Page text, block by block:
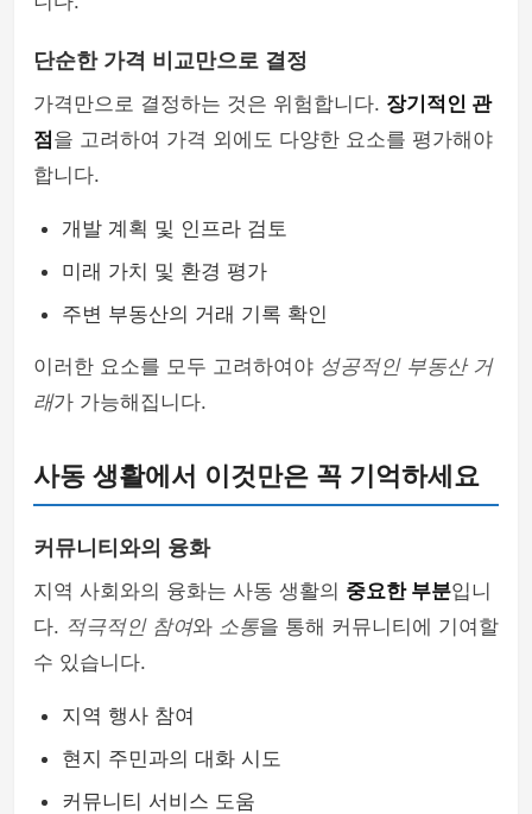
단순한 가격 비교만으로 결정
가격만으로 결정하는 것은 위험합니다. 장기적인 관
점을 고려하여 가격 외에도 다양한 요소를 평가해야
합니다.
개발 계획 및 인프라 검토
미래 가치 및 환경 평가
주변 부동산의 거래 기록 확인
이러한 요소를 모두 고려하여야 성공적인 부동산 거
래가 가능해집니다.
사동 생활에서 이것만은 꼭 기억하세요
커뮤니티와의 융화
지역 사회와의 융화는 사동 생활의 중요한 부분입니
다. 적극적인 참여와 소통을 통해 커뮤니티에 기여할
수 있습니다.
지역 행사 참여
현지 주민과의 대화 시도
커뮤니티 서비스 도움